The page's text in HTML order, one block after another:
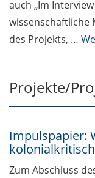
auch „Im
des Projekts, …
Projekte/
Impulspapier:
Zum Abschluss